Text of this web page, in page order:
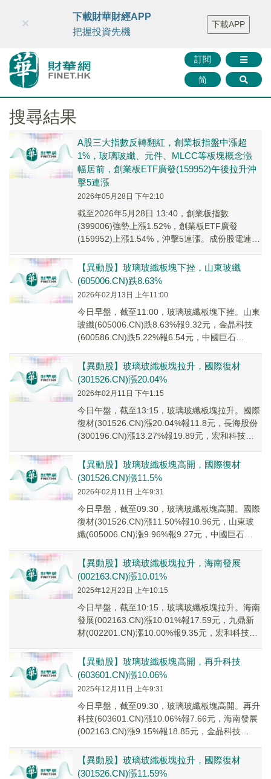
財華智庫網 FINTV FINMETA 財華證券 媒體矩陣
智庫沙龍
聯絡我們
訂閱
简
×
下載財華財經APP
把握投資先機
下載APP
搜尋結果
A股三大指數反轉翻紅，創業板指盤中漲超
1%，玻璃玻纖、元件、MLCC等板塊概念漲
幅居前，創業板ETF廣發(159952)午後拉升沖
擊5連漲
2026年05月28日 下午2:10
截至2026年5月28日 13:40，創業板指數
(399006)強勢上漲1.52%，創業板ETF廣發
(159952)上漲1.54%，沖擊5連漲。成份股電連技
【異動股】玻璃玻纖板塊下挫，山東玻纖
(605006.CN)跌8.63%
2026年02月13日 上午11:00
今日早盤，截至11:00，玻璃玻纖板塊下挫。山東
玻纖(605006.CN)跌8.63%報9.32元，金晶科技
(600586.CN)跌5.22%報6.54元，中國巨石
【異動股】玻璃玻纖板塊拉升，國際復材
(301526.CN)漲20.04%
2026年02月11日 下午1:15
今日午盤，截至13:15，玻璃玻纖板塊拉升。國際
復材(301526.CN)漲20.04%報11.8元，長海股份
(300196.CN)漲13.27%報19.89元，宏和科技
【異動股】玻璃玻纖板塊高開，國際復材
(301526.CN)漲11.5%
2026年02月11日 上午9:31
今日早盤，截至09:30，玻璃玻纖板塊高開。國際
復材(301526.CN)漲11.50%報10.96元，山東玻
纖(605006.CN)漲9.96%報9.27元，中國巨石
【異動股】玻璃玻纖板塊拉升，海南發展
(002163.CN)漲10.01%
2025年12月23日 上午10:15
今日早盤，截至10:15，玻璃玻纖板塊拉升。海南
發展(002163.CN)漲10.01%報17.59元，九鼎新
材(002201.CN)漲10.00%報9.35元，宏和科技
【異動股】玻璃玻纖板塊高開，再升科技
(603601.CN)漲10.06%
2025年12月11日 上午9:31
今日早盤，截至09:30，玻璃玻纖板塊高開。再升
科技(603601.CN)漲10.06%報7.66元，海南發展
(002163.CN)漲9.15%報18.85元，金晶科技
【異動股】玻璃玻纖板塊拉升，國際復材
(301526.CN)漲11.59%